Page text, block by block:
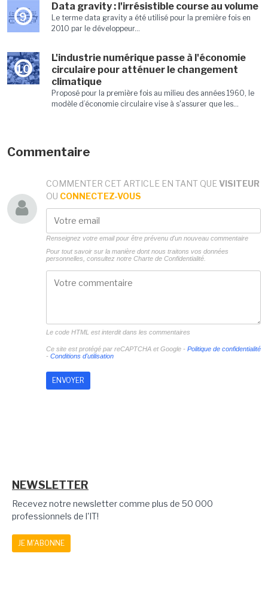
9
Data gravity : l'irrésistible course au volume
Le terme data gravity a été utilisé pour la première fois en
2010 par le développeur...
10
L'industrie numérique passe à l'économie
circulaire pour atténuer le changement
climatique
Proposé pour la première fois au milieu des années 1960, le
modèle d’économie circulaire vise à s'assurer que les...
Commentaire
COMMENTER CET ARTICLE EN TANT QUE VISITEUR
OU CONNECTEZ-VOUS
Renseignez votre email pour être prévenu d'un nouveau commentaire
Pour tout savoir sur la manière dont nous traitons vos données
personnelles, consultez notre Charte de Confidentialité.
Le code HTML est interdit dans les commentaires
Ce site est protégé par reCAPTCHA et Google - Politique de confidentialité
- Conditions d'utilisation
NEWSLETTER
Recevez notre newsletter comme plus de 50 000
professionnels de l'IT!
JE M'ABONNE